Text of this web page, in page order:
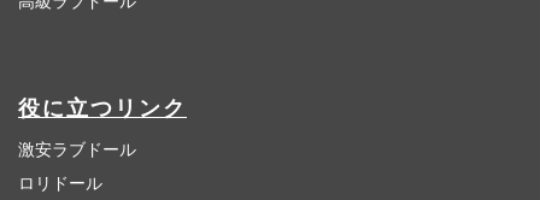
役に立つリンク
激安ラブドール
ロリドール